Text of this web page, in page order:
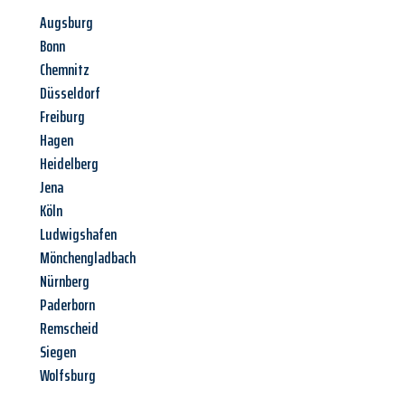
Augsburg
Bonn
Chemnitz
Düsseldorf
Freiburg
Hagen
Heidelberg
Jena
Köln
Ludwigshafen
Mönchengladbach
Nürnberg
Paderborn
Remscheid
Siegen
Wolfsburg